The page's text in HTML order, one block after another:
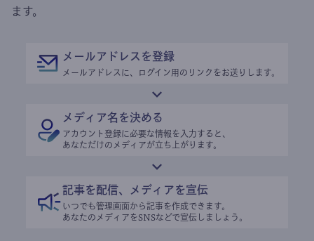
ます。
メールアドレスを登録
メールアドレスに、ログイン用のリンクをお送りします。
メディア名を決める
アカウント登録に必要な情報を入力すると、
あなただけのメディアが立ち上がります。
記事を配信、メディアを宣伝
いつでも管理画面から記事を作成できます。
あなたのメディアをSNSなどで宣伝しましょう。